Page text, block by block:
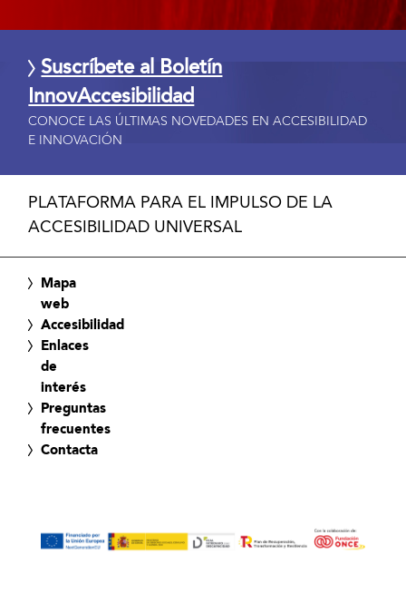
Suscríbete al Boletín
InnovAccesibilidad
CONOCE LAS ÚLTIMAS NOVEDADES EN ACCESIBILIDAD
E INNOVACIÓN
PLATAFORMA PARA EL IMPULSO DE LA
ACCESIBILIDAD UNIVERSAL
Mapa
web
Accesibilidad
Enlaces
de
interés
Preguntas
frecuentes
Contacta